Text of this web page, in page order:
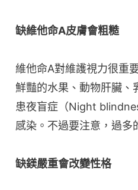
缺維他命A皮膚會粗糙
維他命A對維護視力很重
鮮豔的水果、動物肝臟、
患夜盲症（Night
感染。不過要注意，過多
缺鎂嚴重會改變性格